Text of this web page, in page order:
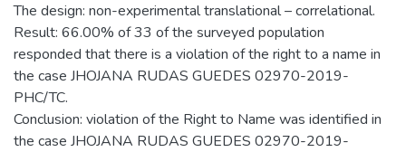
The design: non-experimental translational – correlational.
Result: 66.00% of 33 of the surveyed population
responded that there is a violation of the right to a name in
the case JHOJANA RUDAS GUEDES 02970-2019-
PHC/TC.
Conclusion: violation of the Right to Name was identified in
the case JHOJANA RUDAS GUEDES 02970-2019-